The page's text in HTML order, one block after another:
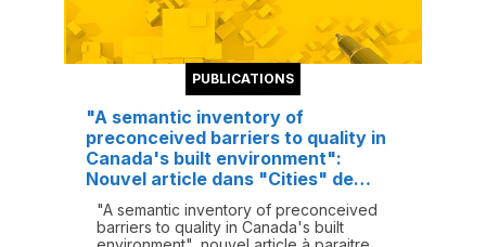
PUBLICATIONS
"A semantic inventory of
preconceived barriers to quality in
Canada's built environment":
Nouvel article dans "Cities" de
Jean-Pierre Chupin et Morteza
Hazbei
"A semantic inventory of preconceived
barriers to quality in Canada's built